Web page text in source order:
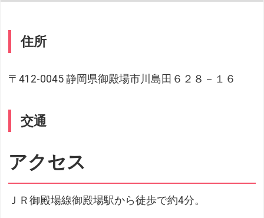
住所
〒412-0045 静岡県御殿場市川島田６２８－１６
交通
アクセス
ＪＲ御殿場線御殿場駅から徒歩で約4分。